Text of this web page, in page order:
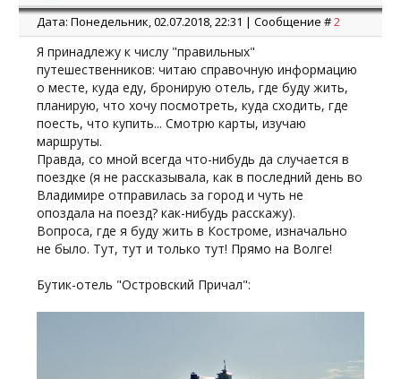
Дата: Понедельник, 02.07.2018, 22:31 | Сообщение #2
Я принадлежу к числу "правильных"
путешественников: читаю справочную информацию
о месте, куда еду, бронирую отель, где буду жить,
планирую, что хочу посмотреть, куда сходить, где
поесть, что купить... Смотрю карты, изучаю
маршруты.
Правда, со мной всегда что-нибудь да случается в
поездке (я не рассказывала, как в последний день во
Владимире отправилась за город и чуть не
опоздала на поезд? как-нибудь расскажу).
Вопроса, где я буду жить в Костроме, изначально
не было. Тут, тут и только тут! Прямо на Волге!
Бутик-отель "Островский Причал":